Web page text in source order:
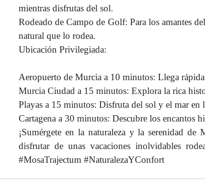
mientras disfrutas del sol.
Rodeado de Campo de Golf: Para los amantes
natural que lo rodea.
Ubicación Privilegiada:
Aeropuerto de Murcia a 10 minutos: Llega
Murcia Ciudad a 15 minutos: Explora la rica
Playas a 15 minutos: Disfruta del sol y el mar en
Cartagena a 30 minutos: Descubre los encantos
¡Sumérgete en la naturaleza y la serenidad
disfrutar de unas vacaciones inolvidables
#MosaTrajectum #NaturalezaYConfort